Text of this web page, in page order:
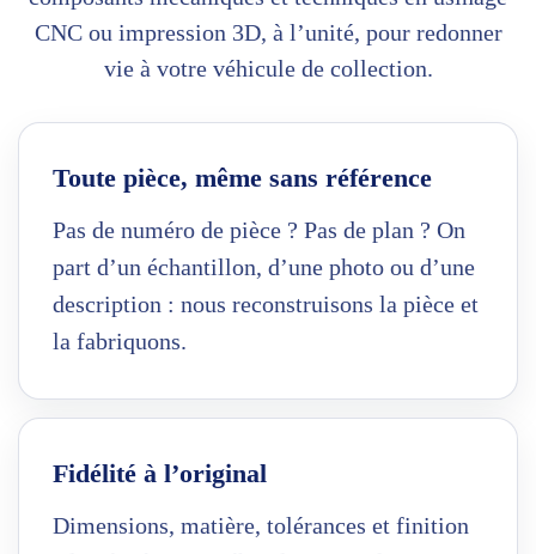
CNC ou impression 3D, à l’unité, pour redonner
vie à votre véhicule de collection.
Toute pièce, même sans référence
Pas de numéro de pièce ? Pas de plan ? On
part d’un échantillon, d’une photo ou d’une
description : nous reconstruisons la pièce et
la fabriquons.
Fidélité à l’original
Dimensions, matière, tolérances et finition